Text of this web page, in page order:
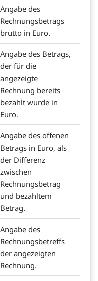
Angabe des
Rechnungsbetrags
brutto in Euro.
Angabe des Betrags,
der für die
angezeigte
Rechnung bereits
bezahlt wurde in
Euro.
Angabe des offenen
Betrags in Euro, als
der Differenz
zwischen
Rechnungsbetrag
und bezahltem
Betrag.
Angabe des
Rechnungsbetreffs
der angezeigten
Rechnung.